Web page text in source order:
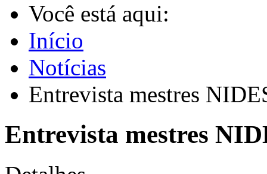
Você está aqui:
Início
Notícias
Entrevista mestres
Entrevista mestres